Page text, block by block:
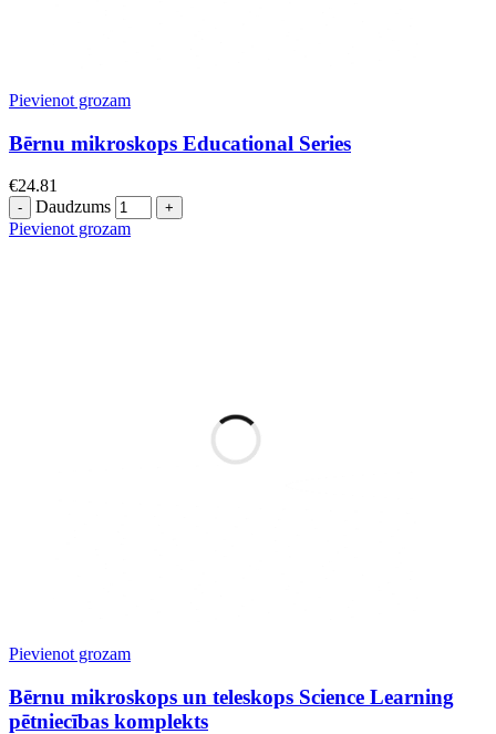
Pievienot grozam
Bērnu mikroskops Educational Series
€24.81
Daudzums
Pievienot grozam
Pievienot grozam
Bērnu mikroskops un teleskops Science Learning
pētniecības komplekts